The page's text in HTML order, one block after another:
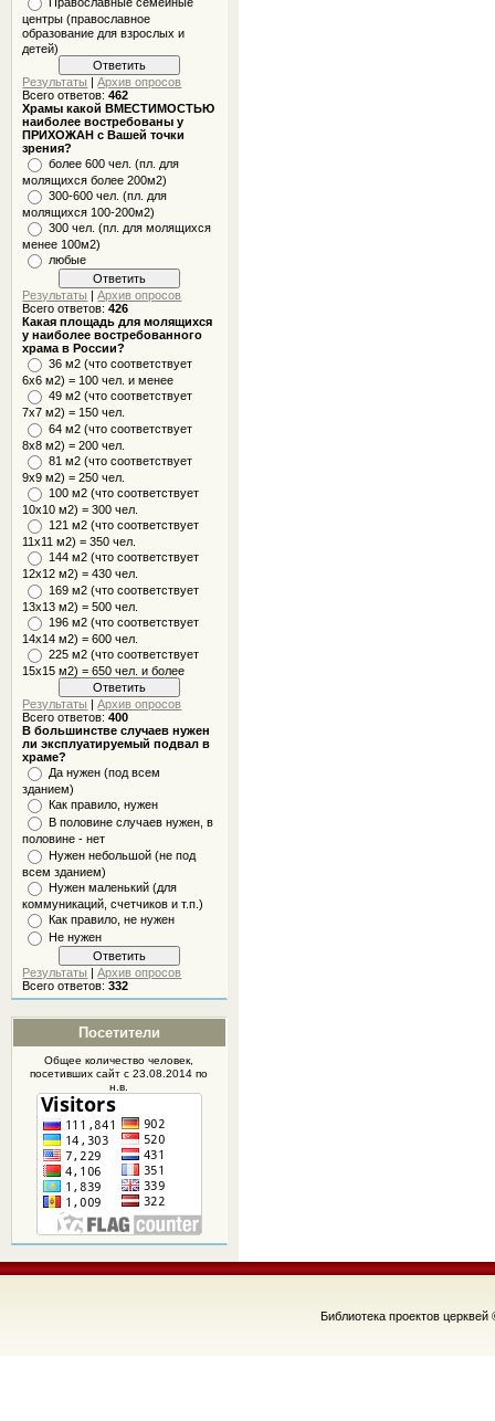
центры (православное
образование для взрослых и
детей)
Результаты |Архив опросов
Всего ответов:462
Храмы какой ВМЕСТИМОСТЬЮ
наиболее востребованы у
ПРИХОЖАН с Вашей точки
зрения?
более 600 чел. (пл. для
молящихся более 200м2)
300-600 чел. (пл. для
молящихся 100-200м2)
300 чел. (пл. для молящихся
менее 100м2)
любые
Результаты |Архив опросов
Всего ответов:426
Какая площадь для молящихся
у наиболее востребованного
храма в России?
36 м2 (что соответствует
6x6 м2) = 100 чел. и менее
49 м2 (что соответствует
7x7 м2) = 150 чел.
64 м2 (что соответствует
8x8 м2) = 200 чел.
81 м2 (что соответствует
9х9 м2) = 250 чел.
100 м2 (что соответствует
10x10 м2) = 300 чел.
121 м2 (что соответствует
11х11 м2) = 350 чел.
144 м2 (что соответствует
12х12 м2) = 430 чел.
169 м2 (что соответствует
13х13 м2) = 500 чел.
196 м2 (что соответствует
14х14 м2) = 600 чел.
225 м2 (что соответствует
15х15 м2) = 650 чел. и более
Результаты |Архив опросов
Всего ответов:400
В большинстве случаев нужен
ли эксплуатируемый подвал в
храме?
Да нужен (под всем
зданием)
Как правило, нужен
В половине случаев нужен, в
половине - нет
Нужен небольшой (не под
всем зданием)
Нужен маленький (для
коммуникаций, счетчиков и т.п.)
Как правило, не нужен
Не нужен
Результаты |Архив опросов
Всего ответов:332
Посетители
Общее количество человек,
посетившихсайтс 23.08.2014 по
н.в.
Библиотека проектов церквей